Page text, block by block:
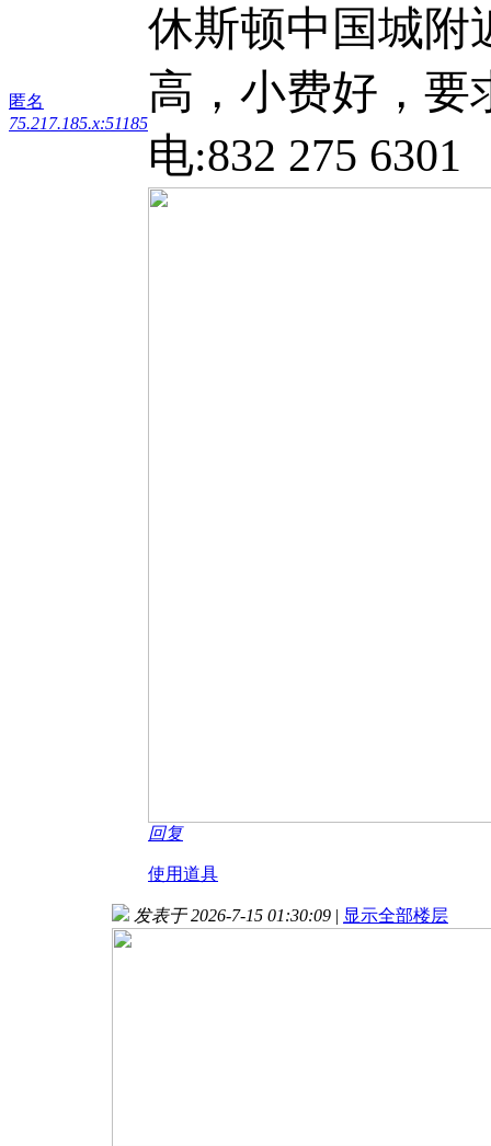
匿名
75.217.185.x:51185
休斯顿中国城附
高，小费好，要
电:832 275 6301
回复
使用道具
发表于 2026-7-15 01:30:09 | 显示全部楼层